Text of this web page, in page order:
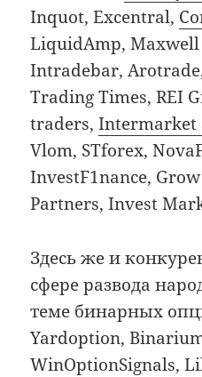
Inquot, Excentral,
LiquidAmp, Maxwell
Intradebar,
Trading Times, REI
traders,Intermarket
Vlom, STforex,
InvestF1nance,
Partners, Invest
Здесь же и
сфере развода
теме бинарных
Yardoption,
WinOptionSignals,